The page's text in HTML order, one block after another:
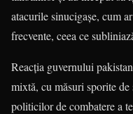
atacurile sinucigașe, cum
frecvente, ceea ce
Reacția guvernului
mixtă, cu măsuri sporite
politicilor de combatere a